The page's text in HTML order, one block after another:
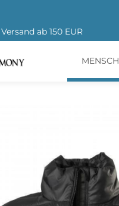
ab 150 EUR
MENSCH